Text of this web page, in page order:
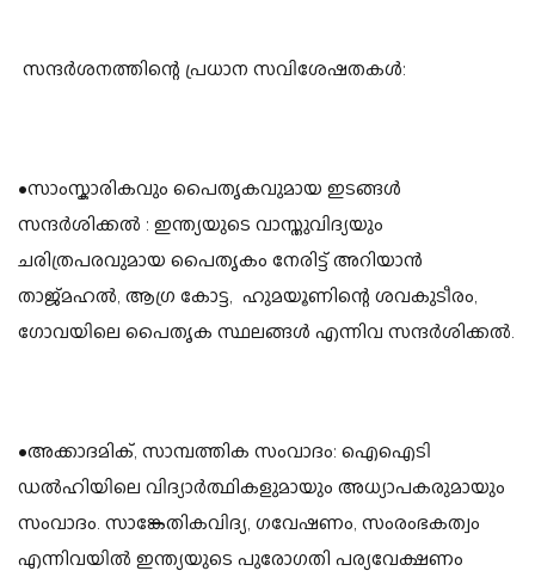
സന്ദർശനത്തിന്റെ പ്രധാന സവിശേഷതകൾ:
•സാംസ്കാരികവും പൈതൃകവുമായ ഇടങ്ങൾ
സന്ദർശിക്കൽ : ഇന്ത്യയുടെ വാസ്തുവിദ്യയും
ചരിത്രപരവുമായ പൈതൃകം നേരിട്ട് അറിയാൻ
താജ്മഹൽ, ആഗ്ര കോട്ട, ഹുമയൂണിന്റെ ശവകുടീരം,
ഗോവയിലെ പൈതൃക സ്ഥലങ്ങൾ എന്നിവ സന്ദർശിക്കൽ.
•അക്കാദമിക്, സാമ്പത്തിക സംവാദം: ഐഐടി
ഡൽഹിയിലെ വിദ്യാർത്ഥികളുമായും അധ്യാപകരുമായും
സംവാദം. സാങ്കേതികവിദ്യ, ഗവേഷണം, സംരംഭകത്വം
എന്നിവയിൽ ഇന്ത്യയുടെ പുരോഗതി പര്യവേക്ഷണം